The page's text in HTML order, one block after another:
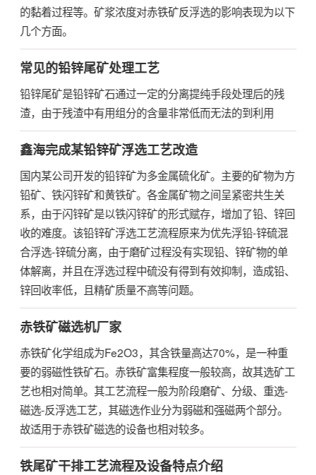
的黏着过程等。矿浆浓度对赤铁矿反浮选的影响表现为以下
几个方面。
常见的铅锌尾矿处理工艺
铅锌尾矿是铅锌矿石通过一定的分离提纯手段处理后的残
渣，由于残渣中有用组分的含量非常低而无法的到利用
鑫海完成某铅锌矿浮选工艺改造
国内某公司开发的铅锌矿为多金属硫化矿。主要的矿物为方
铅矿、铁闪锌矿和黄铁矿。各金属矿物之间呈紧密共生关
系，由于闪锌矿是以铁闪锌矿的形式赋存，增加了铅、锌回
收的难度。该铅锌矿浮选工艺流程原来为优先浮铅-锌硫混
合浮选-锌硫分离，由于磨矿过程没有实现铅、锌矿物的单
体解离，并且在浮选过程中硫没有得到有效抑制，造成铅、
锌回收率低，且精矿质量不高等问题。
赤铁矿磁选机厂家
赤铁矿化学组成为Fe2O3，其含铁量高达70%，是一种重
要的弱磁性铁矿石。赤铁矿富集程度一般较高，故其选矿工
艺也相对简单。其工艺流程一般为阶段磨矿、分级、重选-
磁选-反浮选工艺，其磁选作业分为弱磁和强磁两个部分。
故适用于赤铁矿磁选的设备也相对较多。
铁尾矿干排工艺流程及设备特点介绍